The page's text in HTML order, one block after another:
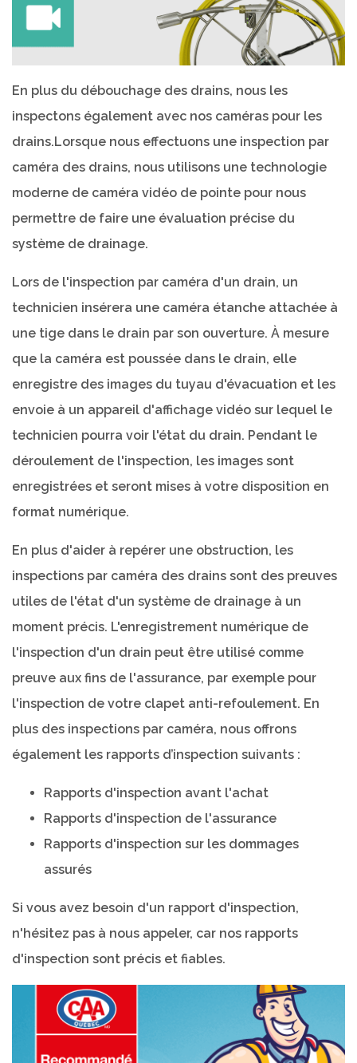
En plus du débouchage des drains, nous les
inspectons également avec nos caméras pour les
drains.Lorsque nous effectuons une inspection par
caméra des drains, nous utilisons une technologie
moderne de caméra vidéo de pointe pour nous
permettre de faire une évaluation précise du
système de drainage.
Lors de l'inspection par caméra d'un drain, un
technicien insérera une caméra étanche attachée à
une tige dans le drain par son ouverture. À mesure
que la caméra est poussée dans le drain, elle
enregistre des images du tuyau d'évacuation et les
envoie à un appareil d'affichage vidéo sur lequel le
technicien pourra voir l'état du drain. Pendant le
déroulement de l'inspection, les images sont
enregistrées et seront mises à votre disposition en
format numérique.
En plus d'aider à repérer une obstruction, les
inspections par caméra des drains sont des preuves
utiles de l'état d'un système de drainage à un
moment précis. L'enregistrement numérique de
l'inspection d'un drain peut être utilisé comme
preuve aux fins de l'assurance, par exemple pour
l'inspection de votre clapet anti-refoulement. En
plus des inspections par caméra, nous offrons
également les rapports d’inspection suivants :
Rapports d'inspection avant l'achat
Rapports d'inspection de l'assurance
Rapports d'inspection sur les dommages
assurés
Si vous avez besoin d'un rapport d'inspection,
n'hésitez pas à nous appeler, car nos rapports
d'inspection sont précis et fiables.